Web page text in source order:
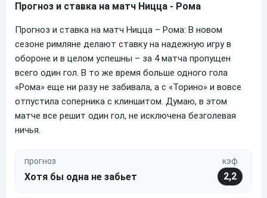
Прогноз и ставка на матч Ницца - Рома
Прогноз и ставка на матч Ницца – Рома: В новом
сезоне римляне делают ставку на надежную игру в
обороне и в целом успешны – за 4 матча пропущен
всего один гол. В то же время больше одного гола
«Рома» еще ни разу не забивала, а с «Торино» и вовсе
отпустила соперника с клиншитом. Думаю, в этом
матче все решит один гол, не исключена безголевая
ничья.
прогноз
Хотя бы одна не забьет
кэф
2,2